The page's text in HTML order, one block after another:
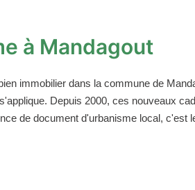
à Mandagout
immobilier dans la commune de
Depuis 2000, ces nouveaux
de document d'urbanisme local, c'est